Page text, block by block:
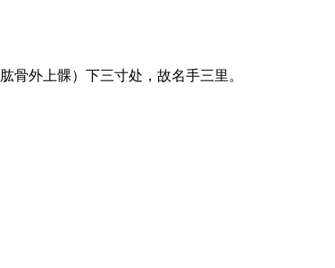
骨外上髁）下三寸处，故名手三里。